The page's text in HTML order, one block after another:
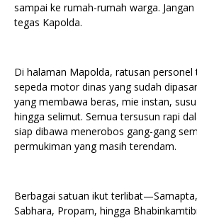
sampai ke rumah-rumah warga.
tegas Kapolda.
Di halaman Mapolda, ratusan personel
sepeda motor dinas yang sudah
yang membawa beras, mie instan,
hingga selimut. Semua tersusun rapi
siap dibawa menerobos gang-gang
permukiman yang masih terendam.
Berbagai satuan ikut
Sabhara, Propam, hingga